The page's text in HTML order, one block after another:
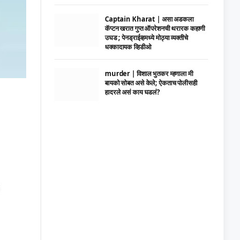
Captain Kharat | असा अडकला
कॅप्टन खरात गुप्त ऑपरेशनची थरारक कहाणी
उघड ; पेनड्राईव्हमध्ये मोठ्या व्यक्तीचे
धक्कादायक व्हिडीओ
murder | विशाल भुतकर म्हणाला मी
बायको सोबत असे केले; ऐकताच पोलीसही
हादरले असं काय घडलं?